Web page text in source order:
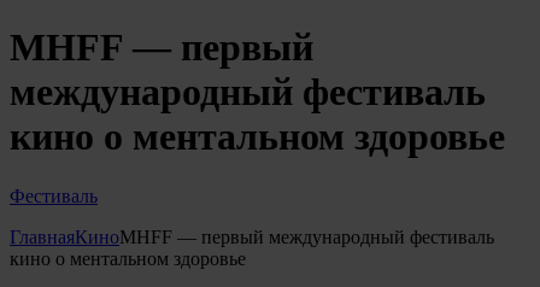
MHFF — первый
международный фестиваль
кино о ментальном здоровье
Фестиваль
ГлавнаяКиноMHFF — первый международный фестиваль
кино о ментальном здоровье